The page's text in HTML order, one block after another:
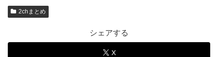
2chまとめ
シェアする
X